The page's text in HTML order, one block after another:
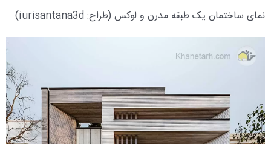
نمای ساختمان یک طبقه مدرن و لوکس (طراح: iurisantana3d)